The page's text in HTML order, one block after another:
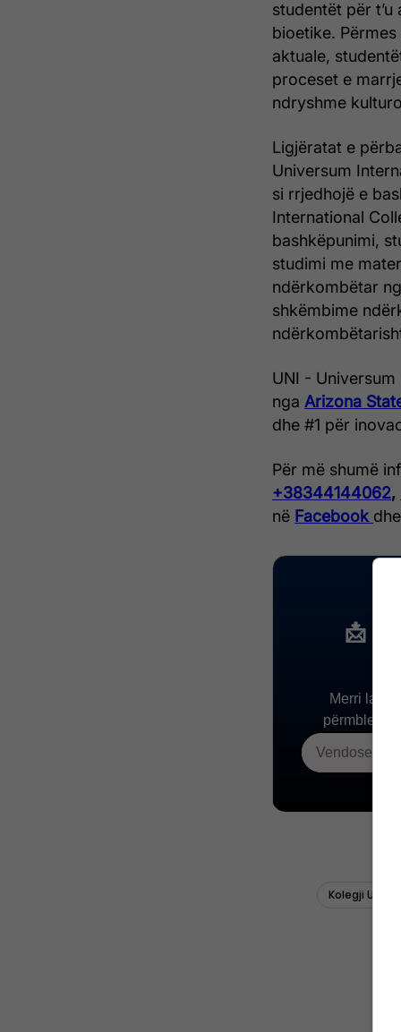
studentët për
bioetike.
aktuale,
proceset e
ndryshme
Ligjëratat e
Universum
si rrjedhojë e
International
bashkëpunimi,
studimi me
ndërkombëtar
shkëmbime
UNI -
nga Arizona
dhe #1 për
Për më shumë
+38344144062,
në Facebook